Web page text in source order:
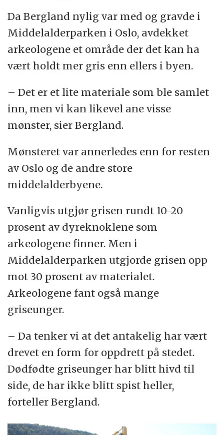
Da Bergland nylig var med og gravde i
Middelalderparken i Oslo, avdekket
arkeologene et område der det kan ha
vært holdt mer gris enn ellers i byen.
– Det er et lite materiale som ble samlet
inn, men vi kan likevel ane visse
mønster, sier Bergland.
Mønsteret var annerledes enn for resten
av Oslo og de andre store
middelalderbyene.
Vanligvis utgjør grisen rundt 10-20
prosent av dyreknoklene som
arkeologene finner. Men i
Middelalderparken utgjorde grisen opp
mot 30 prosent av materialet.
Arkeologene fant også mange
griseunger.
– Da tenker vi at det antakelig har vært
drevet en form for oppdrett på stedet.
Dødfødte griseunger har blitt hivd til
side, de har ikke blitt spist heller,
forteller Bergland.